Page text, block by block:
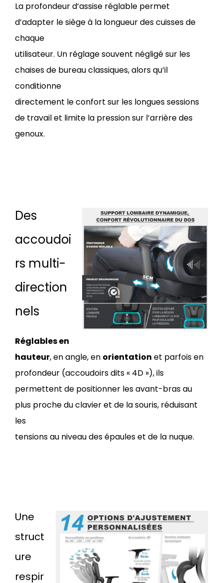
La profondeur d’assise réglable permet
d’adapter le siège à la longueur des cuisses de
chaque
utilisateur. Un réglage souvent négligé sur les
chaises de bureau classiques, alors qu’il
conditionne
directement le confort sur les longues sessions
de travail et limite la pression sur l’arrière des
genoux.
Des
accoudoi
rs multi-
direction
nels
Réglables en
hauteur, en angle, en orientation et parfois en
profondeur (accoudoirs dits « 4D »), ils
permettent de positionner les avant-bras au
plus proche du clavier et de la souris, réduisant
les
tensions au niveau des épaules et de la nuque.
Une
struct
ure
respir